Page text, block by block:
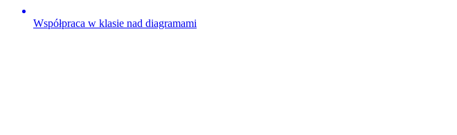
Współpraca w klasie nad diagramami